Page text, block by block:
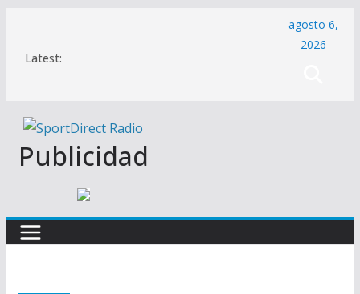
contenido
Latest:
agosto 6,
2026
Publicidad